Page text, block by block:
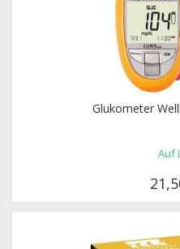
Glukometer
Auf